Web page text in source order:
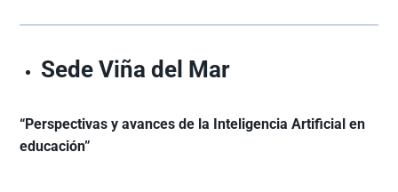
Sede Viña del Mar
“Perspectivas y avances de la Inteligencia Artificial en
educación”